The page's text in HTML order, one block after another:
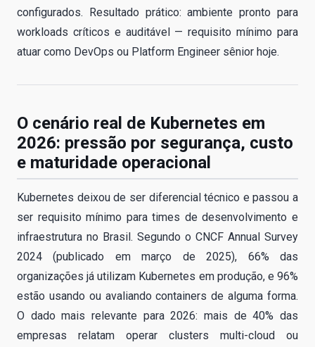
configurados. Resultado prático: ambiente pronto para
workloads críticos e auditável — requisito mínimo para
atuar como DevOps ou Platform Engineer sênior hoje.
O cenário real de Kubernetes em
2026: pressão por segurança, custo
e maturidade operacional
Kubernetes deixou de ser diferencial técnico e passou a
ser requisito mínimo para times de desenvolvimento e
infraestrutura no Brasil. Segundo o CNCF Annual Survey
2024 (publicado em março de 2025), 66% das
organizações já utilizam Kubernetes em produção, e 96%
estão usando ou avaliando containers de alguma forma.
O dado mais relevante para 2026: mais de 40% das
empresas relatam operar clusters multi-cloud ou